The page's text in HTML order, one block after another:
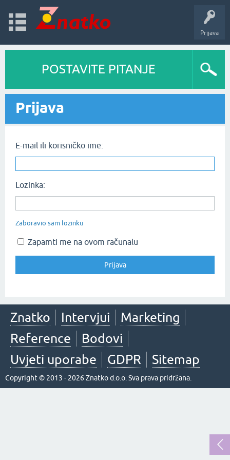
Prijava
POSTAVITE PITANJE
Prijava
E-mail ili korisničko ime:
Lozinka:
Zaboravio sam lozinku
Zapamti me na ovom računalu
Znatko Intervjui
Marketing
Reference
Bodovi
Uvjeti uporabe
GDPR Sitemap
Copyright © 2013 - 2026 Znatko d.o.o. Sva prava pridržana.